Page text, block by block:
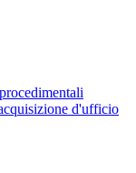
d'ufficio